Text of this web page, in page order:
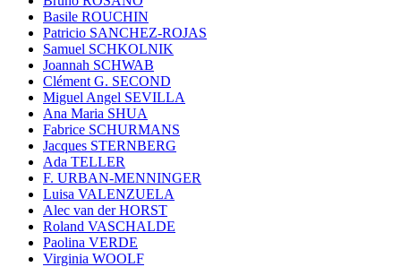
Basile ROUCHIN
Patricio SANCHEZ-ROJAS
Samuel SCHKOLNIK
Joannah SCHWAB
Clément G. SECOND
Miguel Angel SEVILLA
Ana Maria SHUA
Fabrice SCHURMANS
Jacques STERNBERG
Ada TELLER
F. URBAN-MENNINGER
Luisa VALENZUELA
Alec van der HORST
Roland VASCHALDE
Paolina VERDE
Virginia WOOLF